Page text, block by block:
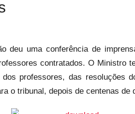
deu uma conferência de
contratados. O Ministro
professores, das resoluções
o tribunal, depois de centenas de